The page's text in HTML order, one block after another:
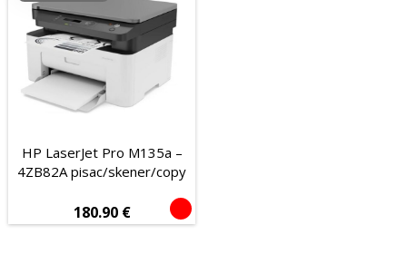
HP LaserJet Pro M135a –
4ZB82A pisac/skener/copy
180.90 €